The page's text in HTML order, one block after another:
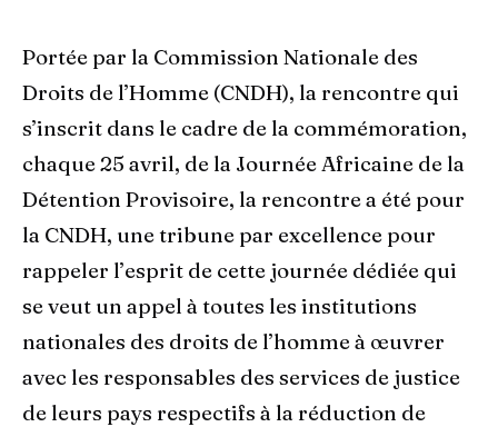
Portée par la Commission Nationale des
Droits de l’Homme (CNDH), la rencontre qui
s’inscrit dans le cadre de la commémoration,
chaque 25 avril, de la Journée Africaine de la
Détention Provisoire, la rencontre a été pour
la CNDH, une tribune par excellence pour
rappeler l’esprit de cette journée dédiée qui
se veut un appel à toutes les institutions
nationales des droits de l’homme à œuvrer
avec les responsables des services de justice
de leurs pays respectifs à la réduction de